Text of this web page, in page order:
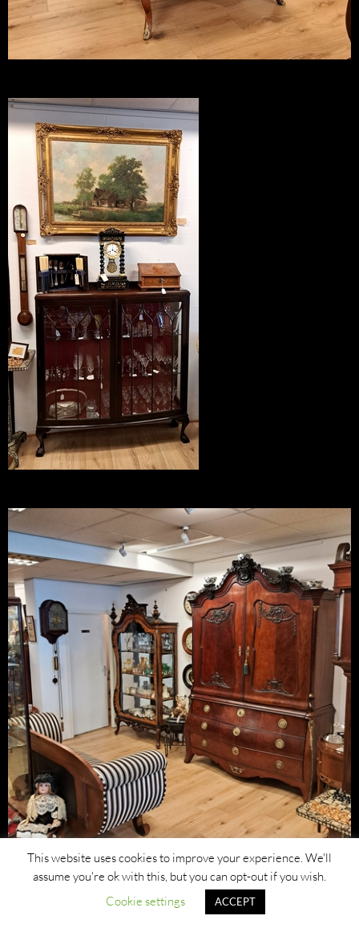
This website uses cookies to improve your experience. We'll
assume you're ok with this, but you can opt-out if you wish.
Cookie settings
ACCEPT